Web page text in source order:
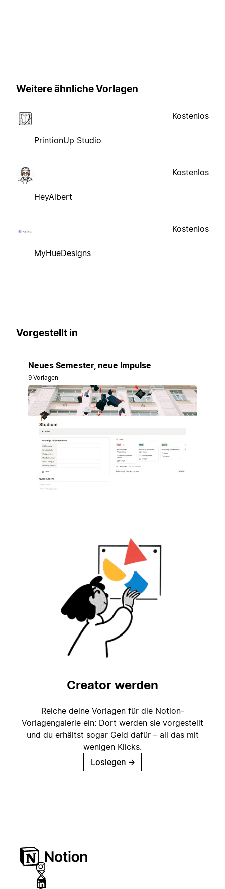
Weitere ähnliche Vorlagen
PrintionUp Studio
Kostenlos
HeyAlbert
Kostenlos
MyHueDesigns
Kostenlos
Vorgestellt in
Neues Semester, neue Impulse
9 Vorlagen
Creator werden
Reiche deine Vorlagen für die Notion-
Vorlagengalerie ein: Dort werden sie vorgestellt
und du erhältst sogar Geld dafür – all das mit
wenigen Klicks.
Loslegen →